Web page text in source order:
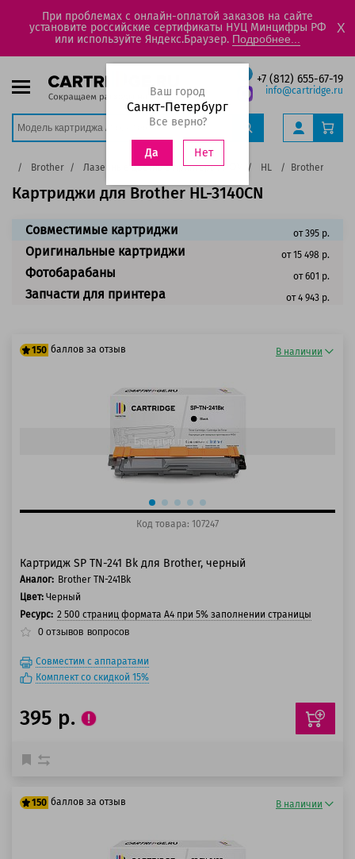
При проблемах с онлайн-оплатой заказов на сайте
установите российские сертификаты НУЦ Минцифры РФ
или используйте Яндекс.Браузер. Подробнее...
X
+7 (812) 655-67-19
info@cartridge.ru
Ваш город
Санкт-Петербург
Все верно?
Да Нет
Brother Лазерные цветные принтеры, МФУ HL Brother HL-
Картриджи для Brother HL-3140CN
Совместимые картриджи от 395 р.
Оригинальные картриджи от 15 498 р.
Фотобарабаны от 601 р.
Запчасти для принтера от 4 943 р.
150 баллов за отзыв В наличии
Быстрый просмотр
Код товара: 107247
Картридж SP TN-241 Bk для Brother, черный
Аналог: Brother TN-241Bk
Цвет: Черный
Ресурс: 2 500 страниц формата А4 при 5% заполнении страницы
0 отзывов вопросов
Совместим с аппаратами
Комплект со скидкой 15%
395 р.
150 баллов за отзыв В наличии